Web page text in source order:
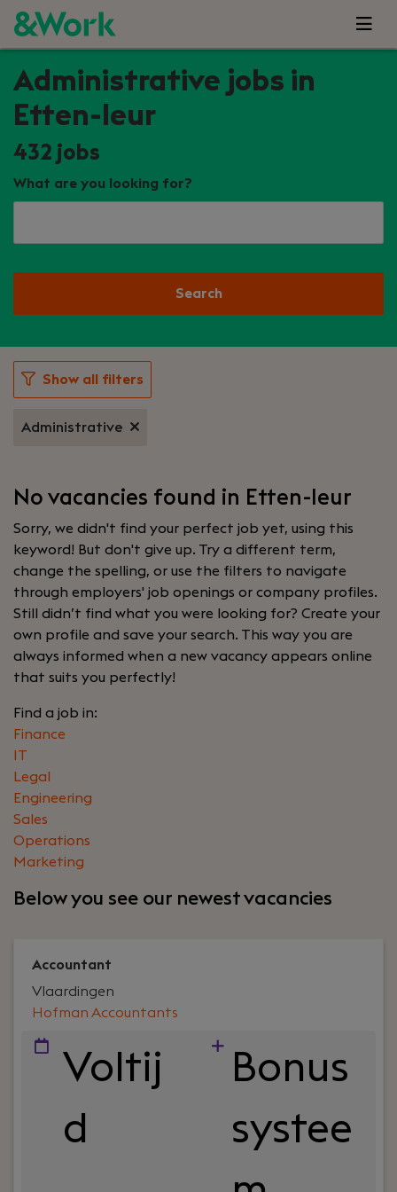
Administrative jobs in
Etten-leur
432 jobs
What are you looking for?
Search
Show all filters
Administrative
No vacancies found in Etten-leur
Sorry, we didn't find your perfect job yet, using this
keyword! But don't give up. Try a different term,
change the spelling, or use the filters to navigate
through employers' job openings or company profiles.
Still didn’t find what you were looking for? Create your
own profile and save your search. This way you are
always informed when a new vacancy appears online
that suits you perfectly!
Find a job in:
Finance
IT
Legal
Engineering
Sales
Operations
Marketing
Below you see our newest vacancies
Accountant
Hofman Accountants
Vlaardingen
Voltij
d
Bonus
systee